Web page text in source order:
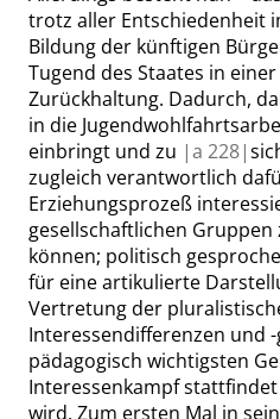
trotz aller Entschiedenheit
Bildung der künftigen
Tugend des Staates in
Zurückhaltung. Dadurch,
in die
einbringt und zu |a 228|
zugleich verantwortlich
Erziehungsprozeß
gesellschaftlichen
können; politisch
für eine artikulierte
Vertretung der
Interessendifferenzen und
pädagogisch wichtigsten
Interessenkampf
wird. Zum ersten Mal in